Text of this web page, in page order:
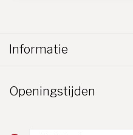
Informatie
Openingstijden